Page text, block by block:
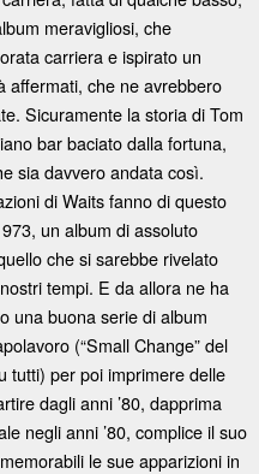
meravigliosi, che
carriera e ispirato un
affermati, che ne avrebbero
Sicuramente la storia di Tom
bar baciato dalla fortuna,
sia davvero andata così.
di Waits fanno di questo
un album di assoluto
che si sarebbe rivelato
tempi. E da allora ne ha
una buona serie di album
(“Small Change” del
tutti) per poi imprimere delle
dagli anni ’80, dapprima
negli anni ’80, complice il suo
le sue apparizioni in